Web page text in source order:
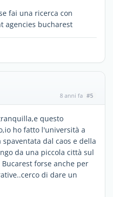
fai una ricerca con
agencies bucharest
8 anni fa #5
questo
ho fatto l'università a
dal caos e della
da una piccola città sul
forse anche per
di dare un